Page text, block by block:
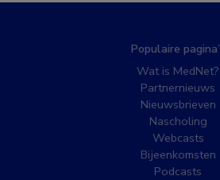
Populaire
Wat is MedNet?
Partnernieuws
Nieuwsbrieven
Nascholing
Webcasts
Bijeenkomsten
Podcasts